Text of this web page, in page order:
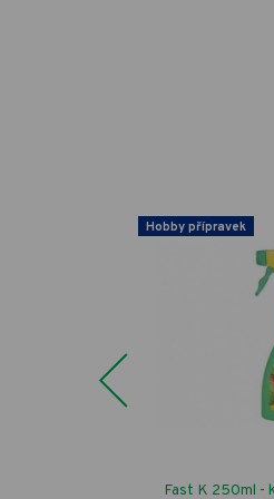
Previous
Hobby přípravek
Fast K 250ml -